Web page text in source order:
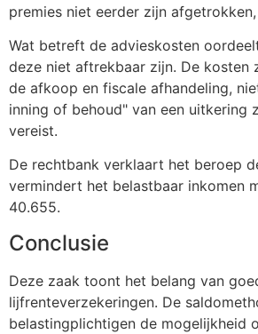
premies niet eerder zijn
Wat betreft de advieskosten
deze niet aftrekbaar zijn. De kosten
de afkoop en fiscale afhandeling,
inning of behoud" van een uitkering
vereist.
De rechtbank verklaart het beroep
vermindert het belastbaar inkomen
40.655.
Conclusie
Deze zaak toont het belang van
lijfrenteverzekeringen. De
belastingplichtigen de mogelijkheid